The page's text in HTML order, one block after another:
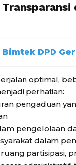
Bimtek DPD
optimal,
perhatian:
pengaduan
pengelolaan
dalam
partisipasi,